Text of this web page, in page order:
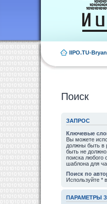
IIPO.TU-
Поиск
ЗАПРОС
Ключевые
Вы можете
должны быть в
быть не
поиска любого
шаблона для
Поиск по
Используйте *
ПАРАМЕТРЫ